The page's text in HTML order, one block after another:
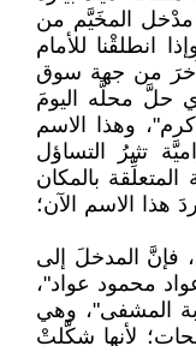
مدْخل المخَيَّم من
انطلقْنا للأمام
آخرَ من جهة سوق
حلَّ محلَّه اليومَ
وهذا الاسم
تثيرُ التساؤل
بالمكان
هذا الاسم الآن؛
فإنَّ المدخلَ إلى
محمود عواد"،
المشفى"، وهي
لأنها شكَّلتْ